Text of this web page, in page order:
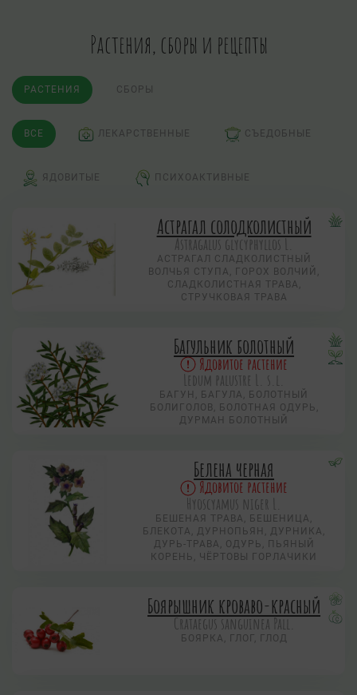
Растения, сборы и рецепты
РАСТЕНИЯ СБОРЫ
ВСЕ ЛЕКАРСТВЕННЫЕ СЪЕДОБНЫЕ
ЯДОВИТЫЕ ПСИХОАКТИВНЫЕ
Астрагал солодколистный
Astragalus glycyphyllos L.
АСТРАГАЛ СЛАДКОЛИСТНЫЙ
ВОЛЧЬЯ СТУПА, ГОРОХ ВОЛЧИЙ,
СЛАДКОЛИСТНАЯ ТРАВА,
СТРУЧКОВАЯ ТРАВА
Багульник болотный
Ядовитое растение
Ledum palustre L. s.l.
БАГУН, БАГУЛА, БОЛОТНЫЙ
БОЛИГОЛОВ, БОЛОТНАЯ ОДУРЬ,
ДУРМАН БОЛОТНЫЙ
Белена черная
Ядовитое растение
Hyoscyamus niger L.
БЕШЕНАЯ ТРАВА, БЕШЕНИЦА,
БЛЕКОТА, ДУРНОПЬЯН, ДУРНИКА,
ДУРЬ-ТРАВА, ОДУРЬ, ПЬЯНЫЙ
КОРЕНЬ, ЧЁРТОВЫ ГОРЛАЧИКИ
Боярышник кроваво-красный
Crataegus sanguinea Pall.
БОЯРКА, ГЛОГ, ГЛОД